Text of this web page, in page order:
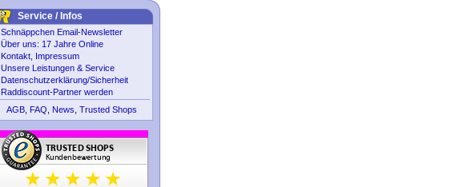
Service / Infos
Schnäppchen Email-Newsletter
Über uns: 17 Jahre Online
Kontakt, Impressum
Unsere Leistungen & Service
Datenschutzerklärung/Sicherheit
Raddiscount-Partner werden
AGB FAQ News Trusted Shops